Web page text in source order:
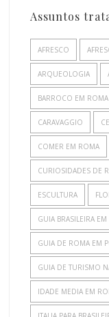
Assuntos
AFRESCO
ARQUEOLOGIA
BARROCO EM ROMA
CARAVAGGIO
COMER EM ROMA
CURIOSIDADES DE
ESCULTURA
GUIA BRASILEIRA
GUIA DE ROMA EM
GUIA DE TURISMO
IDADE MEDIA EM